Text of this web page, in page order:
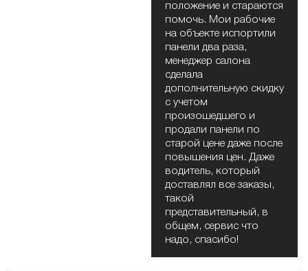
положение и стараются
помочь. Мои рабочие
на объекте испортили
панели два раза,
менеджер салона
сделала
дополнительную скидку
с учетом
произошедшего и
продали панели по
старой цене даже после
повышения цен. Даже
водитель, который
доставлял все заказы,
такой
представительный, в
общем, сервис что
надо, спасибо!